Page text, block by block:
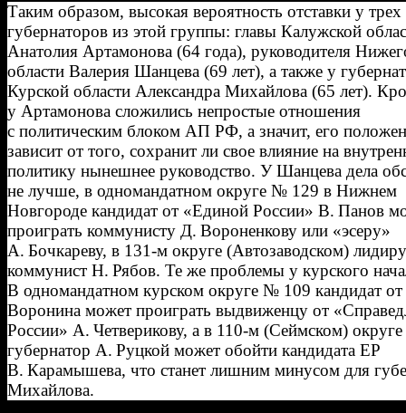
Таким образом, высокая вероятность отставки у трех
губернаторов из этой группы: главы Калужской
Анатолия Артамонова (64 года), руководителя
области Валерия Шанцева (69 лет), а также у
Курской области Александра Михайлова (65 лет).
у Артамонова сложились непростые отношения
с политическим блоком АП РФ, а значит, его
зависит от того, сохранит ли свое влияние на
политику нынешнее руководство. У Шанцева дела
не лучше, в одномандатном округе № 129 в Нижнем
Новгороде кандидат от «Единой России» В. Панов
проиграть коммунисту Д. Вороненкову или «эсеру»
А. Бочкареву, в 131-м округе (Автозаводском)
коммунист Н. Рябов. Те же проблемы у курского
В одномандатном курском округе № 109 кандидат
Воронина может проиграть выдвиженцу от
России» А. Четверикову, а в 110-м (Сеймском) округе
губернатор А. Руцкой может обойти кандидата ЕР
В. Карамышева, что станет лишним минусом для
Михайлова.